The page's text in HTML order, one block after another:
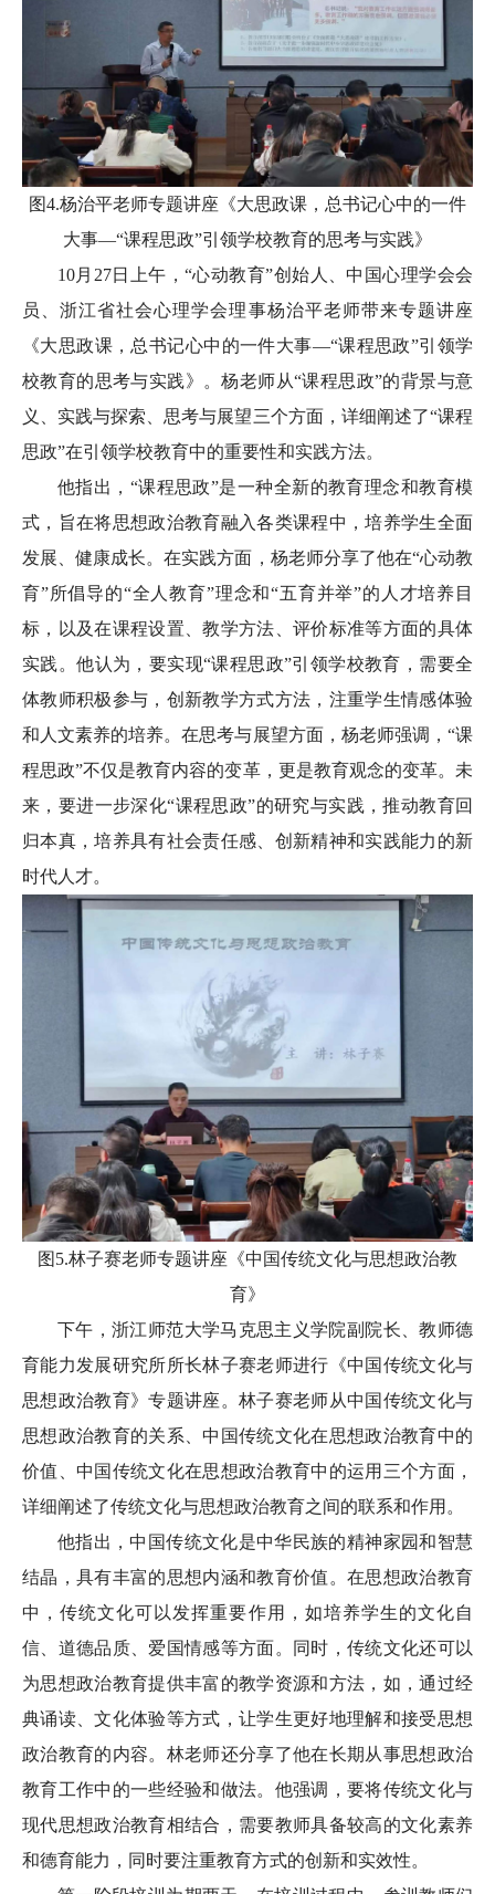
图4.杨治平老师专题讲座《大思政课，总书记心中的一件
大事—“课程思政”引领学校教育的思考与实践》
10月27日上午，“心动教育”创始人、中国心理学会会
员、浙江省社会心理学会理事杨治平老师带来专题讲座
《大思政课，总书记心中的一件大事—“课程思政”引领学
校教育的思考与实践》。杨老师从“课程思政”的背景与意
义、实践与探索、思考与展望三个方面，详细阐述了“课程
思政”在引领学校教育中的重要性和实践方法。
他指出，“课程思政”是一种全新的教育理念和教育模
式，旨在将思想政治教育融入各类课程中，培养学生全面
发展、健康成长。在实践方面，杨老师分享了他在“心动教
育”所倡导的“全人教育”理念和“五育并举”的人才培养目
标，以及在课程设置、教学方法、评价标准等方面的具体
实践。他认为，要实现“课程思政”引领学校教育，需要全
体教师积极参与，创新教学方式方法，注重学生情感体验
和人文素养的培养。在思考与展望方面，杨老师强调，“课
程思政”不仅是教育内容的变革，更是教育观念的变革。未
来，要进一步深化“课程思政”的研究与实践，推动教育回
归本真，培养具有社会责任感、创新精神和实践能力的新
时代人才。
图5.林子赛老师专题讲座《中国传统文化与思想政治教
育》
下午，浙江师范大学马克思主义学院副院长、教师德
育能力发展研究所所长林子赛老师进行《中国传统文化与
思想政治教育》专题讲座。林子赛老师从中国传统文化与
思想政治教育的关系、中国传统文化在思想政治教育中的
价值、中国传统文化在思想政治教育中的运用三个方面，
详细阐述了传统文化与思想政治教育之间的联系和作用。
他指出，中国传统文化是中华民族的精神家园和智慧
结晶，具有丰富的思想内涵和教育价值。在思想政治教育
中，传统文化可以发挥重要作用，如培养学生的文化自
信、道德品质、爱国情感等方面。同时，传统文化还可以
为思想政治教育提供丰富的教学资源和方法，如，通过经
典诵读、文化体验等方式，让学生更好地理解和接受思想
政治教育的内容。林老师还分享了他在长期从事思想政治
教育工作中的一些经验和做法。他强调，要将传统文化与
现代思想政治教育相结合，需要教师具备较高的文化素养
和德育能力，同时要注重教育方式的创新和实效性。